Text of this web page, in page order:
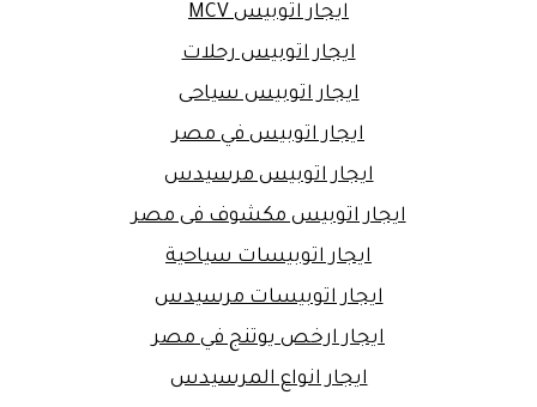
ايجار اتوبيس MCV
ايجار اتوبيس رحلات
ايجار اتوبيس سياحى
ايجار اتوبيس في مصر
ايجار اتوبيس مرسيدس
ايجار اتوبيس مكشوف فى مصر
ايجار اتوبيسات سياحية
ايجار اتوبيسات مرسيدس
ايجار ارخص يوتنج في مصر
ايجار انواع المرسيدس